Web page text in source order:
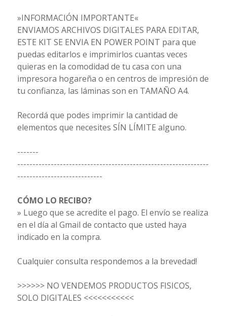
»INFORMACIÓN IMPORTANTE«
ENVIAMOS ARCHIVOS DIGITALES PARA EDITAR,
ESTE KIT SE ENVIA EN POWER POINT para que
puedas editarlos e imprimirlos cuantas veces
quieras en la comodidad de tu casa con una
impresora hogareña o en centros de impresión de
tu confianza, las láminas son en TAMAÑO A4.
Recordá que podes imprimir la cantidad de
elementos que necesites SÍN LÍMITE alguno.
-------
---------------------------------------------------------------
----------------------------
CÓMO LO RECIBO?
» Luego que se acredite el pago. El envío se realiza
en el día al Gmail de contacto que usted haya
indicado en la compra.
Cualquier consulta respondemos a la brevedad!
>>>>>> NO VENDEMOS PRODUCTOS FISICOS,
SOLO DIGITALES <<<<<<<<<<<